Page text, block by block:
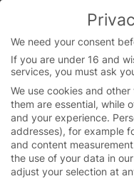
You are
Switch to the
Skip
content
We need your consent
If you are under 16 and
services, you must ask
We use cookies and
them are essential, while
and your experience.
addresses), for example
and content
the use of your data in our
adjust your selection at